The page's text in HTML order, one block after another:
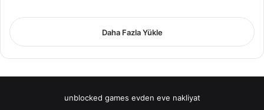
Daha Fazla Yükle
unblocked games evden eve nakliyat